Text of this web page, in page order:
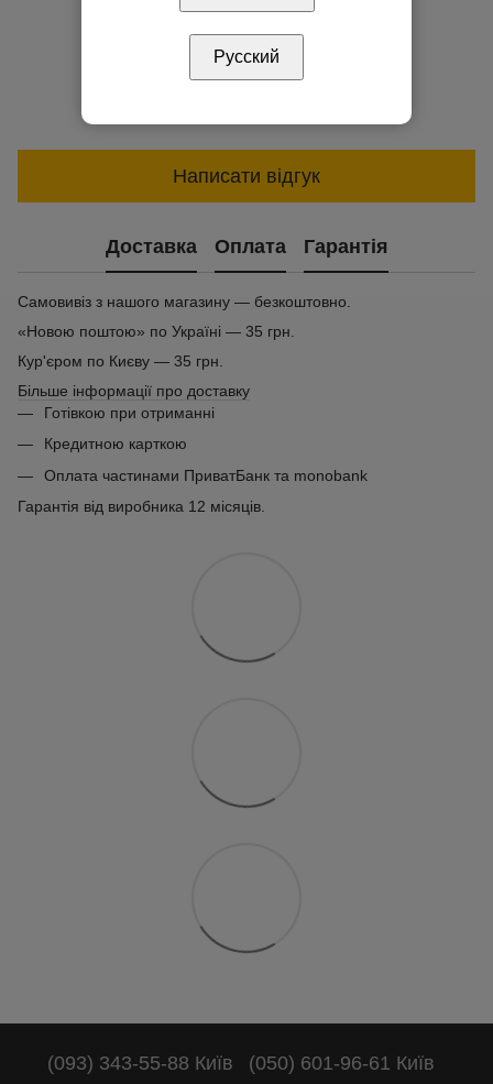
Написати відгук
Доставка Оплата Гарантія
Самовивіз з нашого магазину — безкоштовно.
«Новою поштою» по Україні — 35 грн.
Кур'єром по Києву — 35 грн.
Більше інформації про доставку
Готівкою при отриманні
Кредитною карткою
Оплата частинами ПриватБанк та monobank
Гарантія від виробника 12 місяців.
(093) 343-55-88 Київ (050) 601-96-61 Київ
Русский